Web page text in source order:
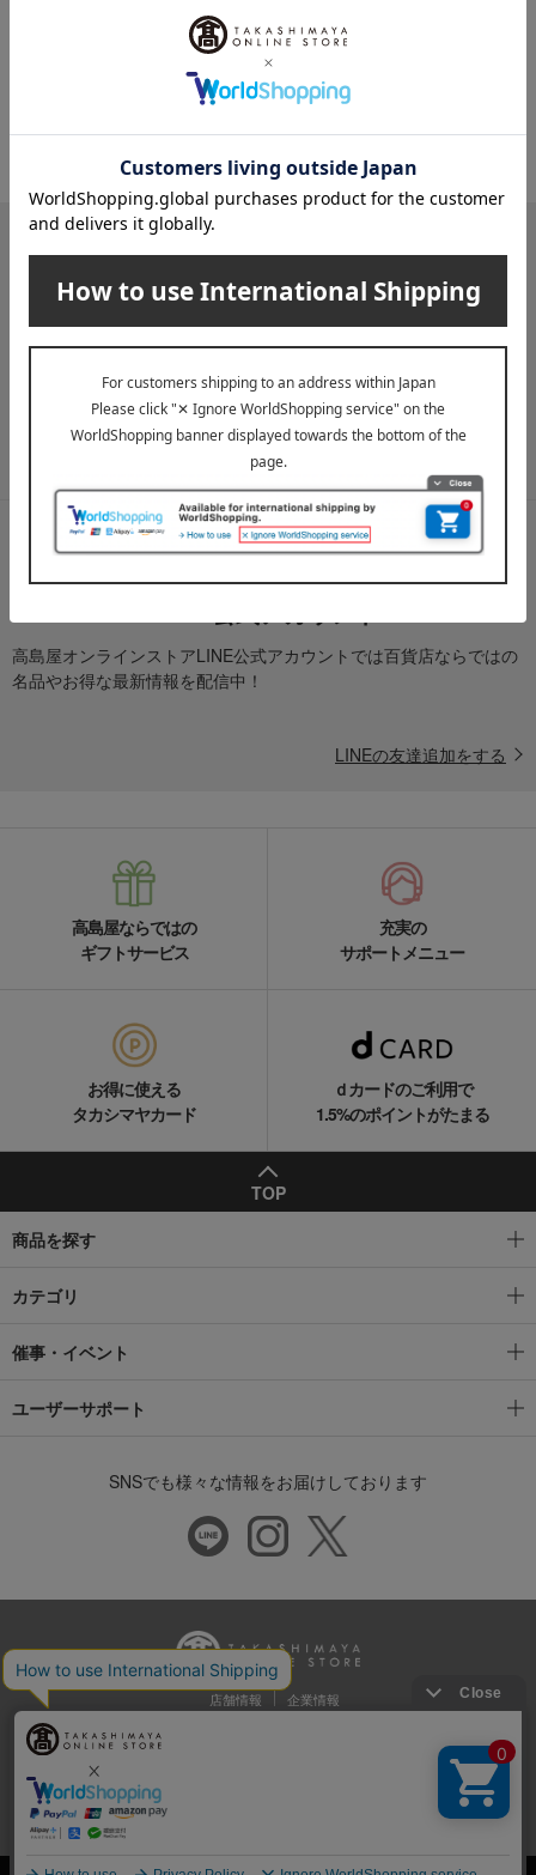
お届け遅延のお知らせ
ご案内 『お届け先のご住所』ご確認のお願い
メールマガジン
メールマガジンについて詳しく見る
高島屋オンラインストアLINE公式アカウントでは百貨店ならではの
名品やお得な最新情報を配信中！
LINEの友達追加をする
高島屋ならではの
ギフトサービス
充実の
サポートメニュー
お得に使える
タカシマヤカード
ｄカードのご利用で
1.5%のポイントがたまる
TOP
商品を探す
カテゴリ
催事・イベント
ユーザーサポート
SNSでも様々な情報をお届けしております
店舗情報 企業情報
推奨環境 特定商取引法に基づく表示
プライバシーポリシー
Cookie等の第三者提供について
ウェブアクセシビリティ方針